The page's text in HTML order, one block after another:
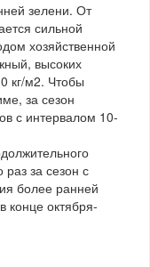
зелени. От
сильной
хозяйственной
высоких
кг/м2. Чтобы
за сезон
с интервалом 10-
за сезон с
более ранней
конце октября-